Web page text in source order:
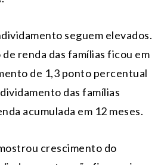
seguem elevados.
renda das famílias ficou em
de 1,3 ponto percentual
das famílias
acumulada em 12 meses.
crescimento do